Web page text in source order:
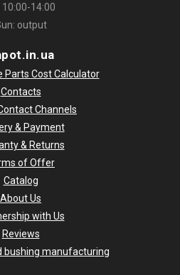
10:00-14:00
output
Parts Cost Calculator
Contacts
Channels
& Payment
& Returns
of Offer
Catalog
About Us
with Us
Reviews
bushing manufacturing